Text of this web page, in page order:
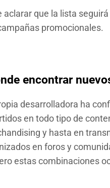
aclarar que la lista
promocionales.
encontrar
desarrolladora ha
en todo tipo de
y hasta en
en foros y
estas combinaciones